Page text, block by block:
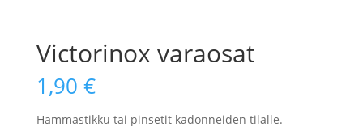
Victorinox varaosat
1,90 €
Hammastikku tai pinsetit kadonneiden tilalle.